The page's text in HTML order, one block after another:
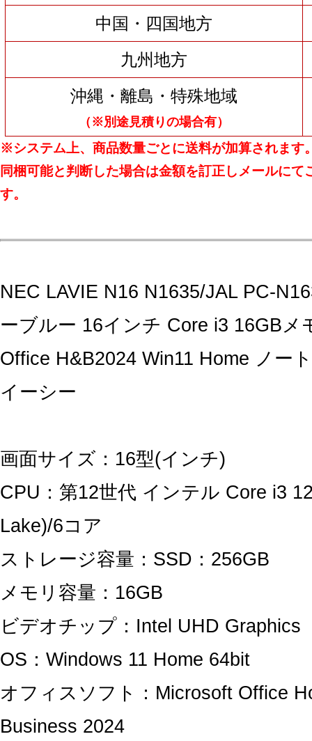
中国・四国地方
九州地方
沖縄・離島・特殊地域
（※別途見積りの場合有）
※システム上、商品数量ごとに送料が加算されます
同梱可能と判断した場合は金額を訂正しメールにて
す。
NEC LAVIE N16 N1635/JAL PC-
ーブルー 16インチ Core i3 16GBメ
Office H&B2024 Win11 Home ノー
イーシー
画面サイズ：16型(インチ)
CPU：第12世代 インテル Core i3
Lake)/6コア
ストレージ容量：SSD：256GB
メモリ容量：16GB
ビデオチップ：Intel UHD Graphics
OS：Windows 11 Home 64bit
オフィスソフト：Microsoft Office
Business 2024